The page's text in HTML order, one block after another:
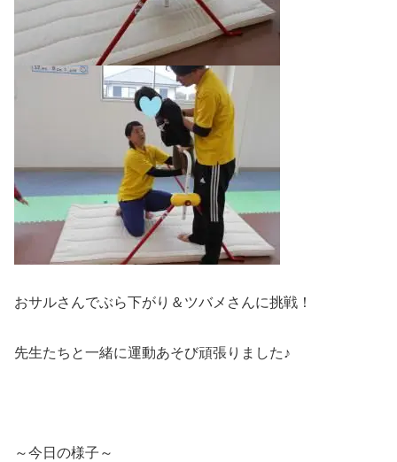
おサルさんでぶら下がり＆ツバメさんに挑戦！
先生たちと一緒に運動あそび頑張りました♪
～今日の様子～